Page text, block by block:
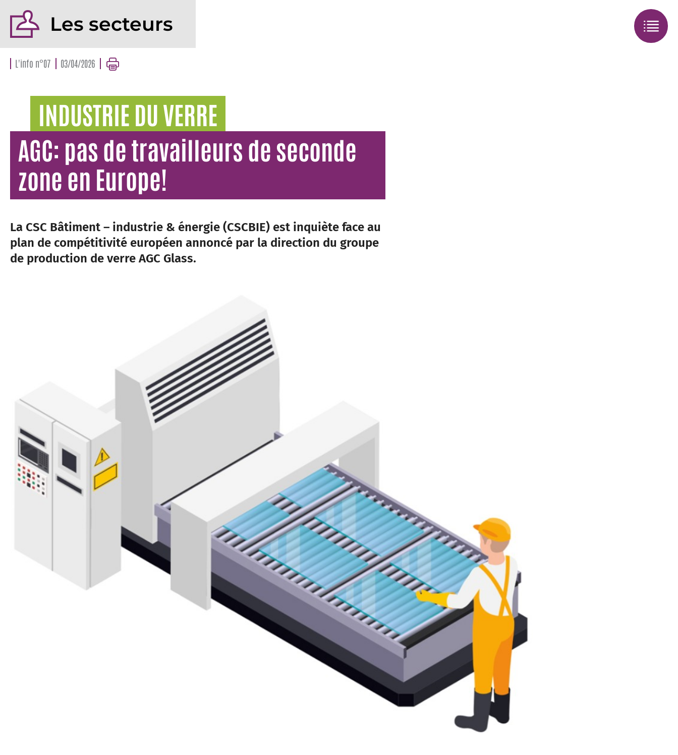
Les secteurs
L'info n°07 03/04/2026
INDUSTRIE DU VERRE
AGC: pas de travailleurs de seconde
zone en Europe!
La CSC Bâtiment – industrie & énergie (CSCBIE) est inquiète face au
plan de compétitivité européen annoncé par la direction du groupe
de production de verre AGC Glass.